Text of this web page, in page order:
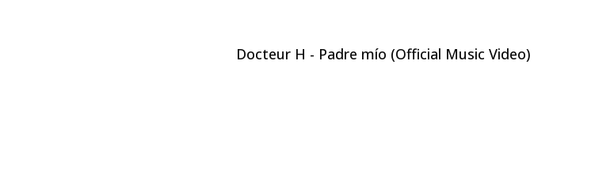
Docteur H - Padre mío (Official Music Video)